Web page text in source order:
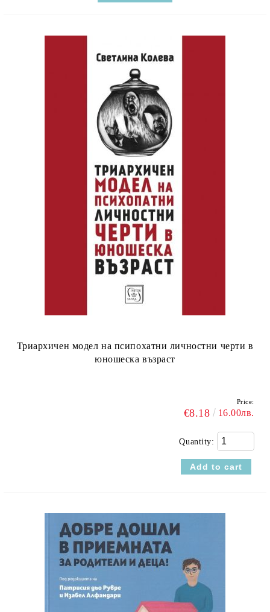
Триархичен модел на псипохатни личностни черти в
юношеска възраст
Price:
€8.18 16.00лв.
Quantity: